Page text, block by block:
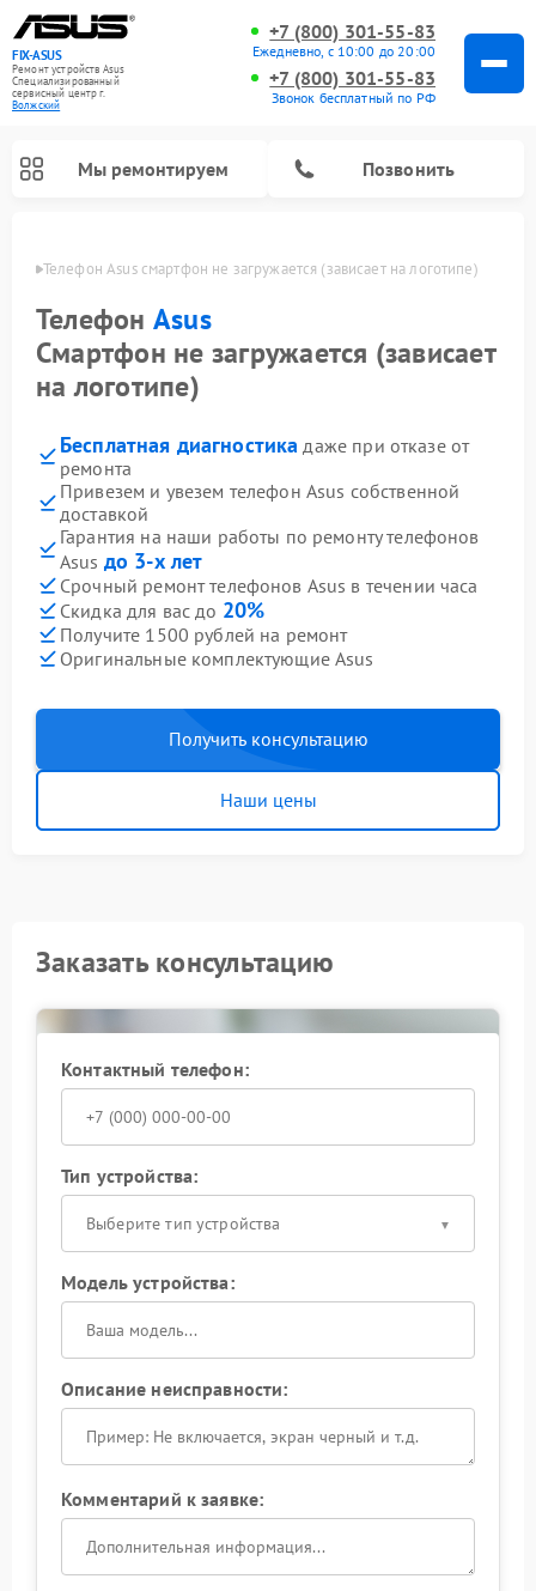
FIX-ASUS
Ремонт устройств Asus
Специализированный
cервисный центр г.
Волжский
+7 (800) 301-55-83
Ежедневно, с 10:00 до 20:00
+7 (800) 301-55-83
Звонок бесплатный по РФ
Мы ремонтируем Позвонить
Телефон Asus смартфон не загружается (зависает на логотипе)
Телефон Asus
Смартфон не загружается (зависает
на логотипе)
Бесплатная диагностика даже при отказе от
ремонта
Привезем и увезем телефон Asus собственной
доставкой
Гарантия на наши работы по ремонту телефонов
Asus до 3-х лет
Срочный ремонт телефонов Asus в течении часа
Скидка для вас до 20%
Получите 1500 рублей на ремонт
Оригинальные комплектующие Asus
Получить консультацию
Наши цены
Заказать консультацию
Контактный телефон:
Тип устройства:
Выберите тип устройства
Модель устройства:
Описание неисправности:
Комментарий к заявке: